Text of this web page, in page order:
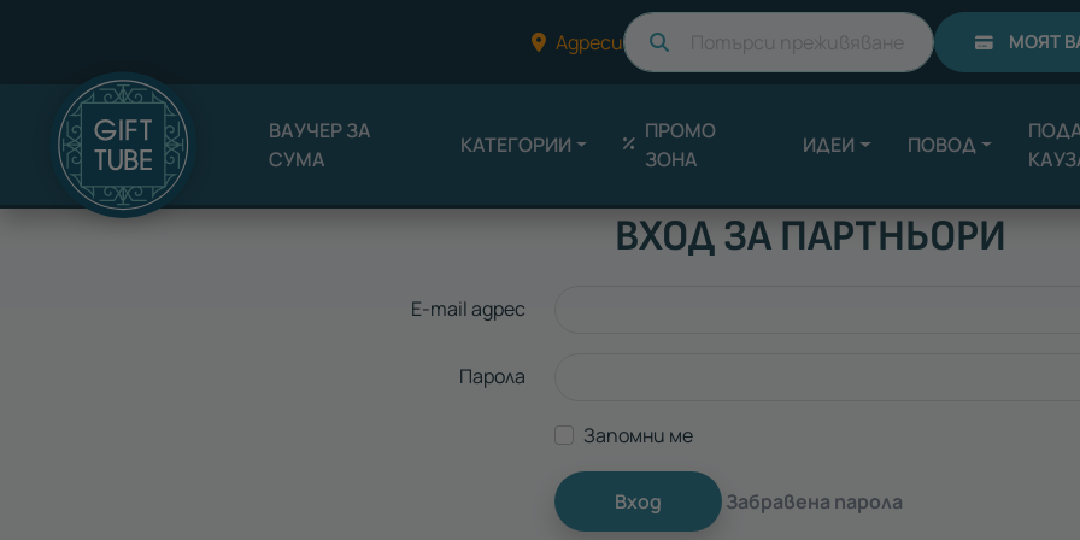
Адреси Търси МОЯТ
ВАУЧЕР ЗА
СУМА
КАТЕГОРИИ
ПРОМО
ЗОНА
ИДЕИ ПОВОД
ВХОД ЗА ПАРТНЬОРИ
E-mail адрес
Парола
Запомни ме
Вход Забравена парола